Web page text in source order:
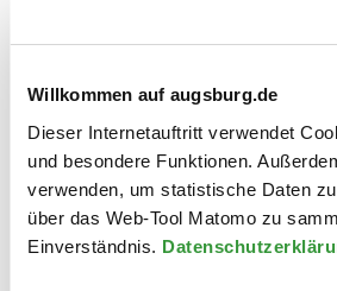
Willkommen auf augsburg.de
Dieser Internetauftritt verwendet
und besondere Funktionen.
verwenden, um statistische Daten
über das Web-Tool Matomo zu
Einverständnis.
Und sie suchen
sicher sind.
Was denken